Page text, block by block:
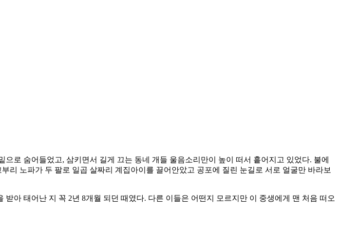
로 숨어들었고, 삼키면서 길게 끄는 동네 개들 울음소리만이 높이 떠서 흩어지고 있었다. 불에
리 노파가 두 팔로 일곱 살짜리 계집아이를 끌어안았고 공포에 질린 눈길로 서로 얼굴만 바라보
아 태어난 지 꼭 2년 8개월 되던 때였다. 다른 이들은 어떤지 모르지만 이 중생에게 맨 처음 떠오